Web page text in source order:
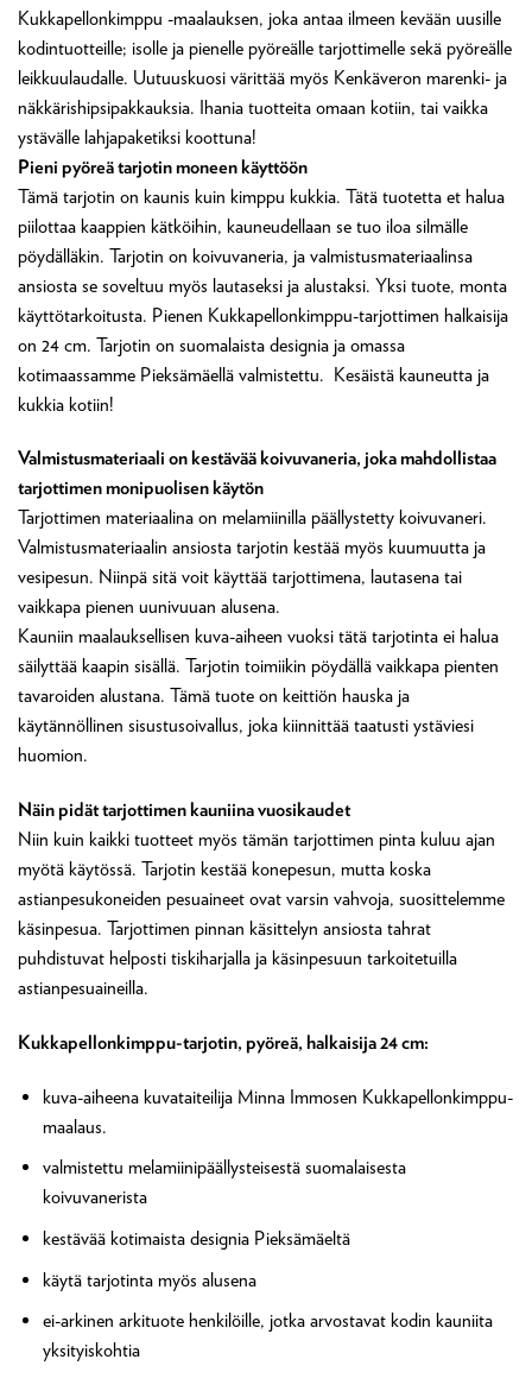
Kukkapellonkimppu -maalauksen, joka antaa ilmeen kevään uusille
kodintuotteille; isolle ja pienelle pyöreälle tarjottimelle sekä pyöreälle
leikkuulaudalle. Uutuuskuosi värittää myös Kenkäveron marenki- ja
näkkärishipsipakkauksia. Ihania tuotteita omaan kotiin, tai vaikka
ystävälle lahjapaketiksi koottuna!
Pieni pyöreä tarjotin moneen käyttöön
Tämä tarjotin on kaunis kuin kimppu kukkia. Tätä tuotetta et halua
piilottaa kaappien kätköihin, kauneudellaan se tuo iloa silmälle
pöydälläkin. Tarjotin on koivuvaneria, ja valmistusmateriaalinsa
ansiosta se soveltuu myös lautaseksi ja alustaksi. Yksi tuote, monta
käyttötarkoitusta. Pienen Kukkapellonkimppu-tarjottimen halkaisija
on 24 cm. Tarjotin on suomalaista designia ja omassa
kotimaassamme Pieksämäellä valmistettu. Kesäistä kauneutta ja
kukkia kotiin!
Valmistusmateriaali on kestävää koivuvaneria, joka mahdollistaa
tarjottimen monipuolisen käytön
Tarjottimen materiaalina on melamiinilla päällystetty koivuvaneri.
Valmistusmateriaalin ansiosta tarjotin kestää myös kuumuutta ja
vesipesun. Niinpä sitä voit käyttää tarjottimena, lautasena tai
vaikkapa pienen uunivuuan alusena.
Kauniin maalauksellisen kuva-aiheen vuoksi tätä tarjotinta ei halua
säilyttää kaapin sisällä. Tarjotin toimiikin pöydällä vaikkapa pienten
tavaroiden alustana. Tämä tuote on keittiön hauska ja
käytännöllinen sisustusoivallus, joka kiinnittää taatusti ystäviesi
huomion.
Näin pidät tarjottimen kauniina vuosikaudet
Niin kuin kaikki tuotteet myös tämän tarjottimen pinta kuluu ajan
myötä käytössä. Tarjotin kestää konepesun, mutta koska
astianpesukoneiden pesuaineet ovat varsin vahvoja, suosittelemme
käsinpesua. Tarjottimen pinnan käsittelyn ansiosta tahrat
puhdistuvat helposti tiskiharjalla ja käsinpesuun tarkoitetuilla
astianpesuaineilla.
Kukkapellonkimppu-tarjotin, pyöreä, halkaisija 24 cm:
kuva-aiheena kuvataiteilija Minna Immosen Kukkapellonkimppu-
maalaus.
valmistettu melamiinipäällysteisestä suomalaisesta
koivuvanerista
kestävää kotimaista designia Pieksämäeltä
käytä tarjotinta myös alusena
ei-arkinen arkituote henkilöille, jotka arvostavat kodin kauniita
yksityiskohtia